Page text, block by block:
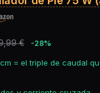
€ -28%
= el triple de caudal